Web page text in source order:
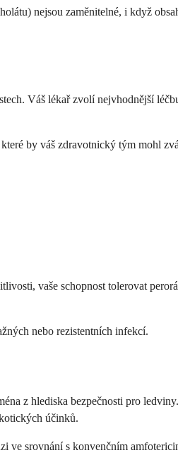
nejsou zaměnitelné, i když
Váš lékař zvolí nejvhodnější
by váš zdravotnický tým mohl
vaše schopnost tolerovat
nebo rezistentních infekcí.
z hlediska bezpečnosti pro
účinků.
srovnání s konvenčním